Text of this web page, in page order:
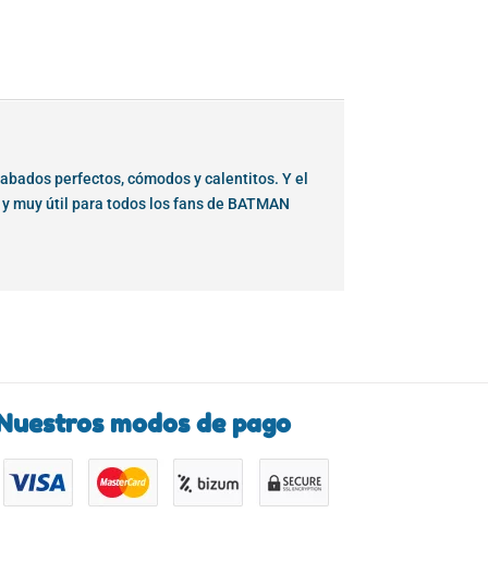
perfectos, cómodos y calentitos. Y el
muy útil para todos los fans de BATMAN
modos de pago